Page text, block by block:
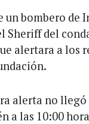
un bombero de
del
alertara a los
alerta no
a las 10:00